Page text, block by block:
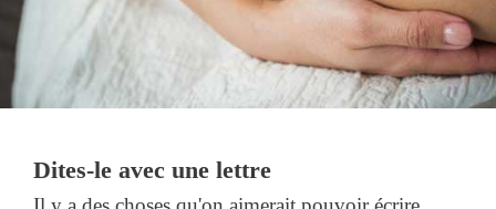
Dites-le avec une lettre